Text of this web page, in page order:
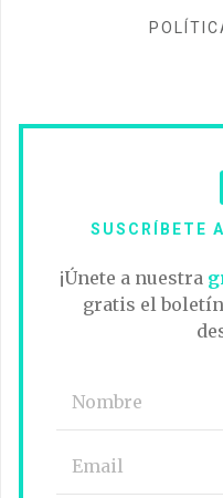
SUSCRÍBETE
¡Únete a nuestra
gratis el